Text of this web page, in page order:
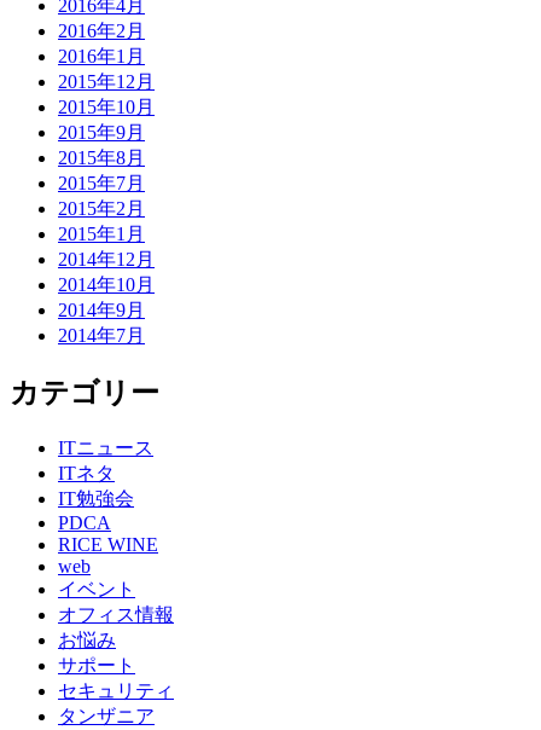
2016年4月
2016年2月
2016年1月
2015年12月
2015年10月
2015年9月
2015年8月
2015年7月
2015年2月
2015年1月
2014年12月
2014年10月
2014年9月
2014年7月
カテゴリー
ITニュース
ITネタ
IT勉強会
PDCA
RICE WINE
web
イベント
オフィス情報
お悩み
サポート
セキュリティ
タンザニア